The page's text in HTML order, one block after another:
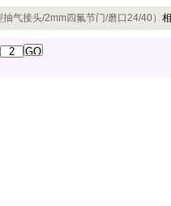
气接头/2mm四氟节门/磨口24/40）